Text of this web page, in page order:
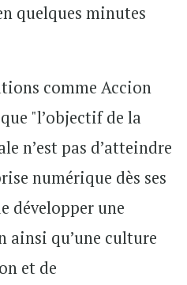
quelques minutes
comme Accion
"l’objectif de la
n’est pas d’atteindre
numérique dès ses
développer une
ainsi qu’une culture
et de